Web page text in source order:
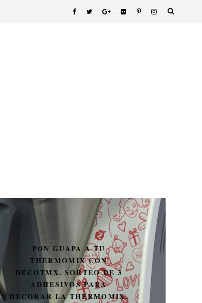
PON GUAPA A TU
THERMOMIX CON
DECOTMX. SORTEO DE 3
ADHESIVOS PARA
DECORAR LA THERMOMIX.